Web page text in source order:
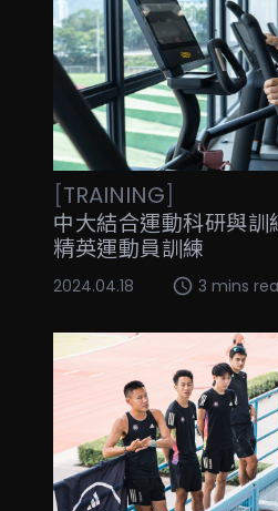
[TRAINING]
中大結合運動科研與
精英運動員訓練
2024.04.18 3 mins